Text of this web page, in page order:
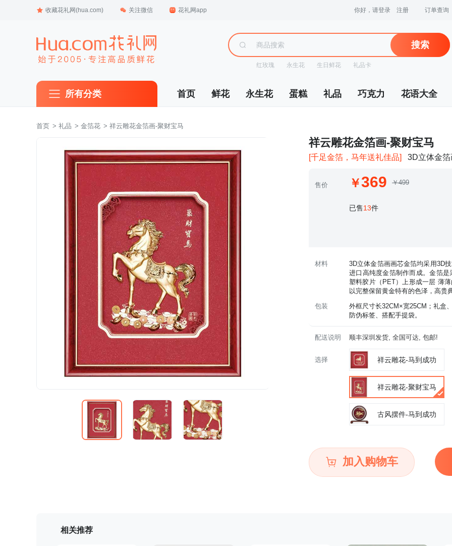
收藏花礼网(hua.com) 关注微信 花礼网app 你好，请登录 注册 订单查询
搜索
红玫瑰 永生花 生日鲜花 礼品卡
所有分类 首页 鲜花 永生花 蛋糕 礼品 巧克力 花语大全
首页 > 礼品 > 金箔花 > 祥云雕花金箔画-聚财宝马
祥云雕花金箔画-聚财宝马
[千足金箔，马年送礼佳品] 3D立体金
售价 369 ￥499
已售13件
材料
3D立体金箔画画芯金箔均采用3D
进口高纯度金箔制作而成。金箔
塑料胶片（PET）上形成一层 薄
以完整保留黄金特有的色泽，高贵
包装
外框尺寸长32CM×宽25CM；礼盒
防伪标签、搭配手提袋。
配送说明 顺丰深圳发货, 全国可达, 包邮!
选择 祥云雕花-马到成功
祥云雕花-聚财宝马
古风摆件-马到成功
加入购物车
相关推荐